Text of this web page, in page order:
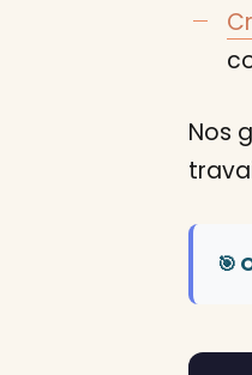
Nos
🎯